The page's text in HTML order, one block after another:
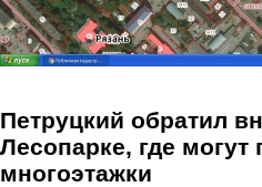
Петруцкий обратил
Лесопарке, где могут
многоэтажки